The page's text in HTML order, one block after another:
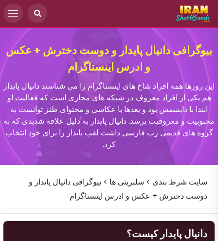
بیوگرافی دانیال پایدار و دوست دخترش + عکس
و ادرس اینستاگرام
این روزها همه افراد شاخ های اینستاگرام را می شناسند دانیال پایدار
هم یکی از افراد معروف در شبکه های مجازی است که فعالیت او
ابتدا با دابسمش بود و بعدها با عکاسی و محتوای طنز توانست به
محبوبیت و معروفیت برسد. دانیال پایدار به دلیل علاقه شدیدی که به
گروه های قدیمی رپ فارسی داشت لقب پایدار را برای خود انتخاب
کرد.
سایت شرط بندی > سلبریتی ها > بیوگرافی دانیال پایدار و
دوست دخترش + عکس و ادرس اینستاگرام
دانیال پایدار کیست؟